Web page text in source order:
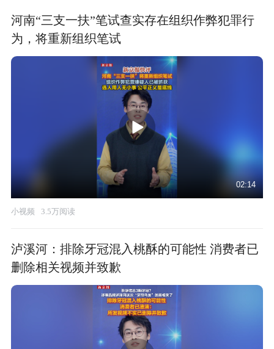
河南“三支一扶”笔试查实存在组织作弊犯罪行
为，将重新组织笔试
02:14
小视频 3.5万阅读
泸溪河：排除牙冠混入桃酥的可能性 消费者已
删除相关视频并致歉